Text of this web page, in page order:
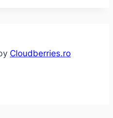
Cloudberries.ro